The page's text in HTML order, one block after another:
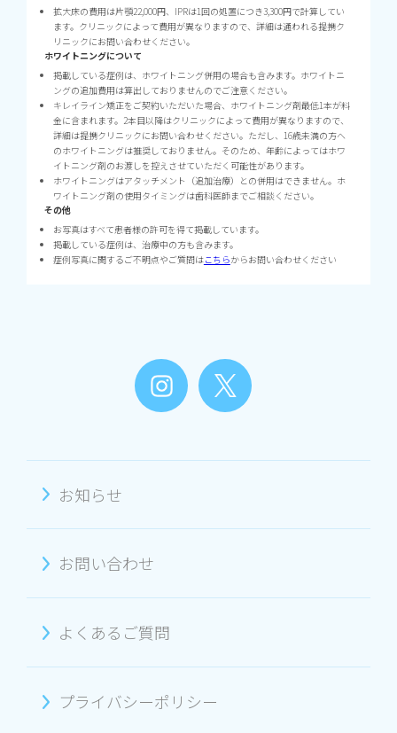
拡大床の費用は片顎22,000円、IPRは1回の処置につき3,300円で計算してい
ます。クリニックによって費用が異なりますので、詳細は通われる提携ク
リニックにお問い合わせください。
ホワイトニングについて
掲載している症例は、ホワイトニング併用の場合も含みます。ホワイトニ
ングの追加費用は算出しておりませんのでご注意ください。
キレイライン矯正をご契約いただいた場合、ホワイトニング剤最低1本が料
金に含まれます。2本目以降はクリニックによって費用が異なりますので、
詳細は提携クリニックにお問い合わせください。ただし、16歳未満の方へ
のホワイトニングは推奨しておりません。そのため、年齢によってはホワ
イトニング剤のお渡しを控えさせていただく可能性があります。
ホワイトニングはアタッチメント（追加治療）との併用はできません。ホ
ワイトニング剤の使用タイミングは歯科医師までご相談ください。
その他
お写真はすべて患者様の許可を得て掲載しています。
掲載している症例は、治療中の方も含みます。
症例写真に関するご不明点やご質問はこちらからお問い合わせください
お知らせ
お問い合わせ
よくあるご質問
プライバシーポリシー